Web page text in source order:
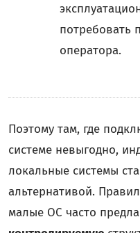
потребовать
оператора.
Поэтому там, где
системе невыгодно,
локальные системы
альтернативой.
малые ОС часто